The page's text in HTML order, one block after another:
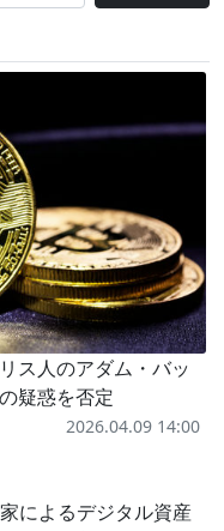
ス人のアダム・バッ
疑惑を否定
2026.04.09 14:00
によるデジタル資産